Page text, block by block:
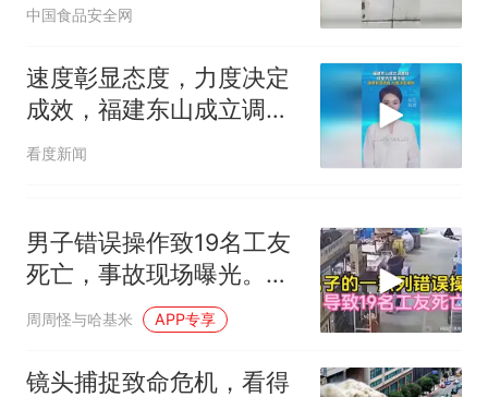
中国食品安全网
速度彰显态度，力度决定
成效，福建东山成立调查
组核查抗生素牛蛙
看度新闻
男子错误操作致19名工友
死亡，事故现场曝光。一
场悲剧的警示
周周怪与哈基米 APP专享
镜头捕捉致命危机，看得